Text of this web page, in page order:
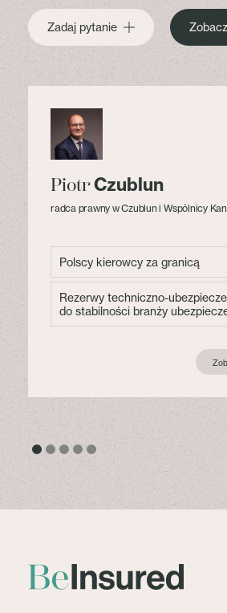
Zadaj pytanie
PiotrCzublun
radca prawny w Czublun i Wspólnicy
Polscy kierowcy za granicą
Rezerwy techniczno-
do stabilności branży